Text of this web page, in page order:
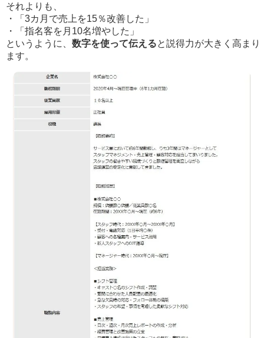
それよりも、
・「3カ月で売上を15％改善した」
・「指名客を月10名増やした」
というように、 数字を使って伝えると説得力が大きく高まり
ます。